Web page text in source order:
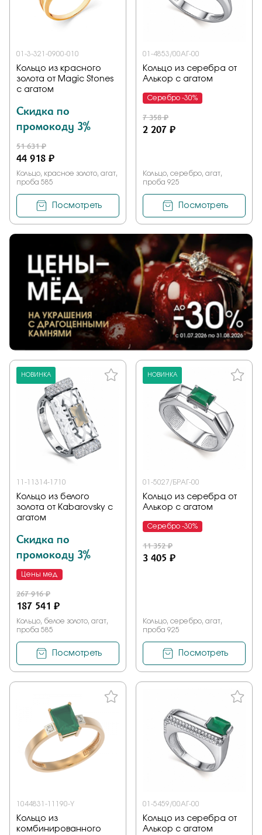
01-3-321-0900-010
Кольцо из красного
золота от Magic Stones
с агатом
Скидка по
промокоду 3%
51 631 ₽
44 918 ₽
Кольцо, красное золото, агат,
проба 585
Посмотреть
01-4853/00АГ-00
Кольцо из серебра от
Алькор с агатом
Серебро -30%
7 358 ₽
2 207 ₽
Кольцо, серебро, агат,
проба 925
Посмотреть
НОВИНКА
11-11314-1710
Кольцо из белого
золота от Kabarovsky с
агатом
Скидка по
промокоду 3%
Цены мед
267 916 ₽
187 541 ₽
Кольцо, белое золото, агат,
проба 585
Посмотреть
НОВИНКА
01-5027/БРАГ-00
Кольцо из серебра от
Алькор с агатом
Серебро -30%
11 352 ₽
3 405 ₽
Кольцо, серебро, агат,
проба 925
Посмотреть
1044831-11190-Y
Кольцо из
комбинированного
01-5459/00АГ-00
Кольцо из серебра от
Алькор с агатом
Заказать
Подтверждаю, что я ознакомлен и согласен с условиями
политики конфиденциальности
Отправить